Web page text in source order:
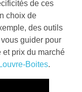
de ces
choix de
des outils
guider pour
prix du marché
Louvre-Boites.